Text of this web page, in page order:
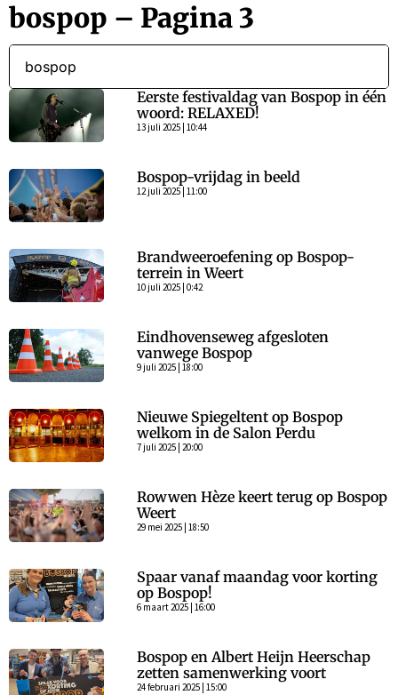
bospop – Pagina 3
Eerste festivaldag van Bospop in één
woord: RELAXED!
13 juli 2025 | 10:44
Bospop-vrijdag in beeld
12 juli 2025 | 11:00
Brandweeroefening op Bospop-
terrein in Weert
10 juli 2025 | 0:42
Eindhovenseweg afgesloten
vanwege Bospop
9 juli 2025 | 18:00
Nieuwe Spiegeltent op Bospop
welkom in de Salon Perdu
7 juli 2025 | 20:00
Rowwen Hèze keert terug op Bospop
Weert
29 mei 2025 | 18:50
Spaar vanaf maandag voor korting
op Bospop!
6 maart 2025 | 16:00
Bospop en Albert Heijn Heerschap
zetten samenwerking voort
24 februari 2025 | 15:00